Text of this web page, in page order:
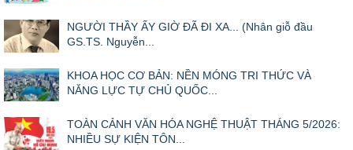
NGƯỜI THẦY ẤY GIỜ ĐÃ ĐI XA... (Nhân giỗ đầu
GS.TS. Nguyễn...
KHOA HỌC CƠ BẢN: NỀN MÓNG TRI THỨC VÀ
NĂNG LỰC TỰ CHỦ QUỐC...
TOÀN CẢNH VĂN HÓA NGHỆ THUẬT THÁNG 5/2026:
NHIỀU SỰ KIỆN TÔN...